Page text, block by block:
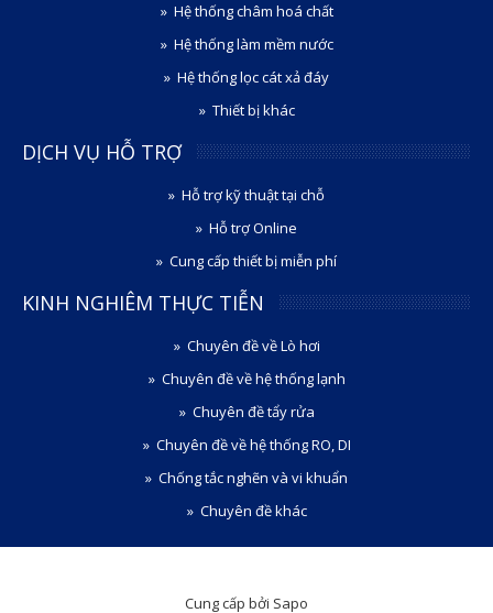
Hệ thống châm hoá chất
Hệ thống làm mềm nước
Hệ thống lọc cát xả đáy
Thiết bị khác
DỊCH VỤ HỖ TRỢ
Hỗ trợ kỹ thuật tại chỗ
Hỗ trợ Online
Cung cấp thiết bị miễn phí
KINH NGHIÊM THỰC TIỄN
Chuyên đề về Lò hơi
Chuyên đề về hệ thống lạnh
Chuyên đề tẩy rửa
Chuyên đề về hệ thống RO, DI
Chống tắc nghẽn và vi khuẩn
Chuyên đề khác
Cung cấp bởi Sapo